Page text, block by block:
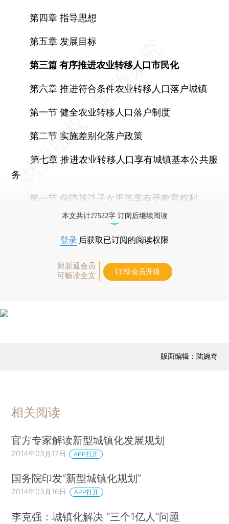
第四章 指导思想
第五章 发展目标
第三篇 有序推进农业转移人口市民化
第六章 推进符合条件农业转移人口落户城镇
第一节 健全农业转移人口落户制度
第二节 实施差别化落户政策
第七章 推进农业转移人口享有城镇基本公共服
务
第一节 保障随迁子女平等享有受教育权利
本文共计27522字 订阅后继续阅读
登录 后获取已订阅的阅读权限
财新通会员
可畅读全文
订阅/会员升级
版面编辑：陆婉奇
相关阅读
官方专家解读新型城镇化发展规划
2014年03月17日 APP打开
国务院印发“新型城镇化规划”
2014年03月16日 APP打开
李克强：城镇化解决 “三个1亿人”问题